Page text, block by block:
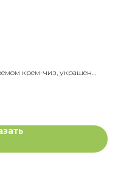
крем-чиз, украшен